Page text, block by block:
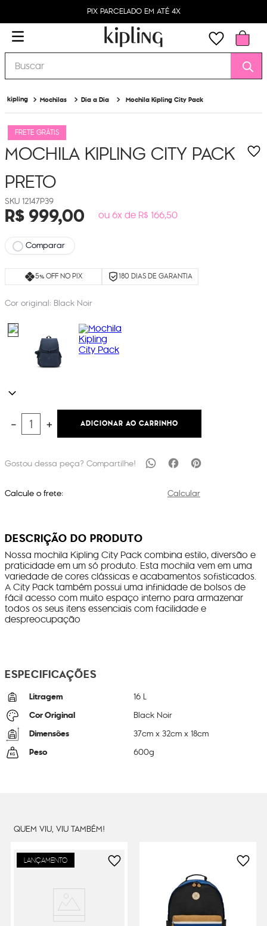
PIX PARCELADO EM ATÉ 4X
Buscar
Mochilas Dia a Dia Mochila Kipling City Pack
FRETE GRÁTIS
MOCHILA KIPLING CITY PACK
PRETO
12147P39
R$999,00 ou 6x de R$ 166,50
Comparar
5% OFF NO PIX 180 DIAS DE GARANTIA
Cor original: Black Noir
＋
－ ADICIONAR AO CARRINHO
Calcule o frete: Calcular
DESCRIÇÃO DO PRODUTO
Nossa mochila Kipling City Pack combina estilo, diversão e
praticidade em um só produto. Esta mochila vem em uma
variedade de cores clássicas e acabamentos sofisticados.
A City Pack também possui uma infinidade de bolsos de
fácil acesso com muito espaço interno para armazenar
todos os seus itens essenciais com facilidade e
despreocupação
ESPECIFICAÇÕES
Litragem 16 L
Cor Original Black Noir
Dimensões 37cm x32cm x18cm
Peso 600g
QUEM VIU, VIU TAMBÉM!
LANÇAMENTO